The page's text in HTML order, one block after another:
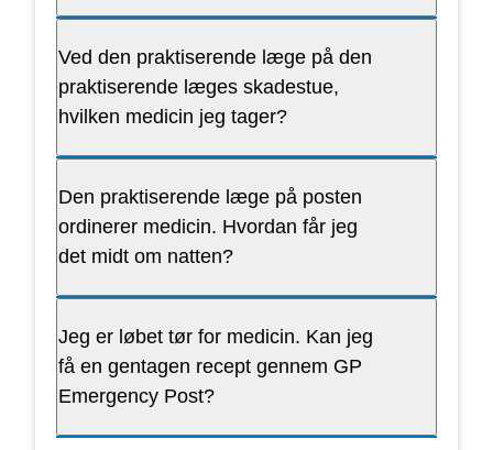
Ved den praktiserende læge på den
praktiserende læges skadestue,
hvilken medicin jeg tager?
Den praktiserende læge på posten
ordinerer medicin. Hvordan får jeg
det midt om natten?
Jeg er løbet tør for medicin. Kan jeg
få en gentagen recept gennem GP
Emergency Post?